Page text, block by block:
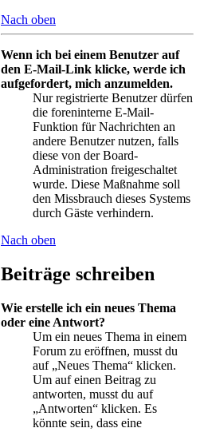
Nach oben
Wenn ich bei einem Benutzer auf
den E-Mail-Link klicke, werde ich
aufgefordert, mich anzumelden.
Nur registrierte Benutzer dürfen
die foreninterne E-Mail-
Funktion für Nachrichten an
andere Benutzer nutzen, falls
diese von der Board-
Administration freigeschaltet
wurde. Diese Maßnahme soll
den Missbrauch dieses Systems
durch Gäste verhindern.
Nach oben
Beiträge schreiben
Wie erstelle ich ein neues Thema
oder eine Antwort?
Um ein neues Thema in einem
Forum zu eröffnen, musst du
auf „Neues Thema“ klicken.
Um auf einen Beitrag zu
antworten, musst du auf
„Antworten“ klicken. Es
könnte sein, dass eine